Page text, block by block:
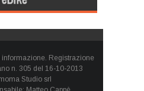
informazione. Registrazione
n. 305 del 16-10-2013
Studio srl